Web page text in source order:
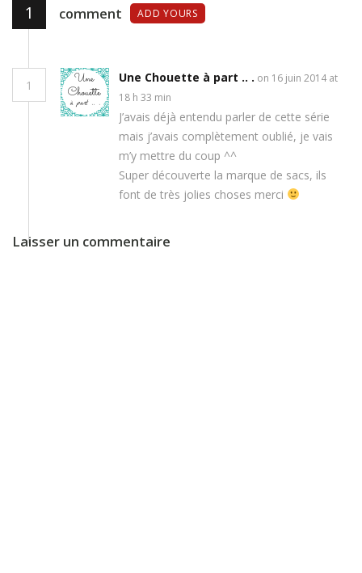
1 comment ADD YOURS
1
Une Chouette à part .. . on 16 juin 2014 at
18 h 33 min
J’avais déjà entendu parler de cette série
mais j’avais complètement oublié, je vais
m’y mettre du coup ^^
Super découverte la marque de sacs, ils
font de très jolies choses merci
Laisser un commentaire